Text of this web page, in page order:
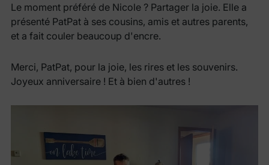
Le moment préféré de Nicole ? Partager la joie. Elle a
présenté PatPat à ses cousins, amis et autres parents,
et a fait couler beaucoup d'encre.
Merci, PatPat, pour la joie, les rires et les souvenirs.
Joyeux anniversaire ! Et à bien d'autres !